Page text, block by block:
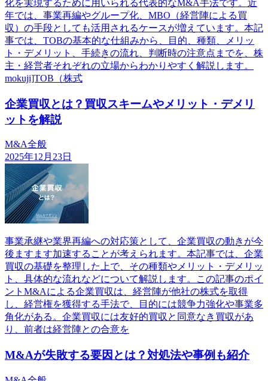
化を実現するために用いられる代表的なM&A手法です。近
年では、事業再編やグループ化、MBO（経営陣による買
収）の手段としても活用されるケースが増えています。本記
事では、TOBの基本的な仕組みから、目的、種類、メリッ
ト・デメリット、手続きの流れ、判断時の注意点までを、株
主・経営者それぞれの立場からわかりやすく解説します。
mokuji]TOB（株式
企業買収とは？買収スキームやメリット・デメリ
ットを解説
M&A全般
2025年12月23日
事業承継や業界再編への対応策として、企業買収の動きが今
後ますます加速することが考えられます。本記事では、企業
買収の基礎を整理した上で、その種類やメリット・デメリッ
ト、具体的な流れなどについて解説します。この記事のポイ
ントM&Aによる企業買収は、経営陣が他社の株式を取得
し、経営権を獲得する手法で、目的には競争力強化や事業多
角化がある。企業買収には友好的買収と同意なき買収があ
り、前者は経営陣との合意を
M&Aが失敗する要因とは？対処法や事例も紹介